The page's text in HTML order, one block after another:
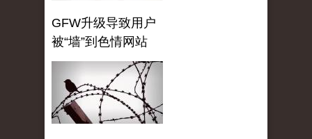
GFW升级导致用户
被“墙”到色情网站